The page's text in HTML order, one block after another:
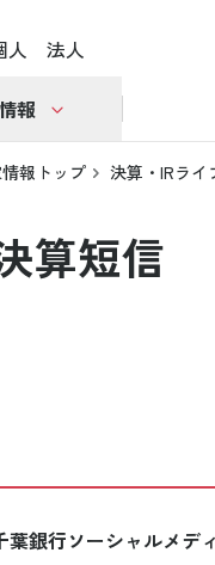
人 法人
報
報トップ 決算・IRライ
算短信
葉銀行ソーシャルメデ